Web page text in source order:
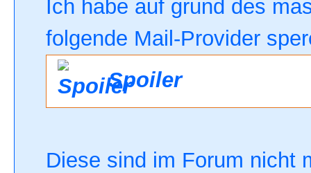
Ich habe auf grund des
folgende Mail-Provider
Spoiler
Diese sind im Forum nicht